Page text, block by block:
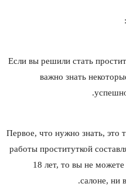
Если вы решили стать
важно знать
Первое, что нужно знать, это
работы проституткой
18 лет, то вы не
салоне, ни